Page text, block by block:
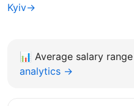
Kyiv→
📊 Average salary
analytics →